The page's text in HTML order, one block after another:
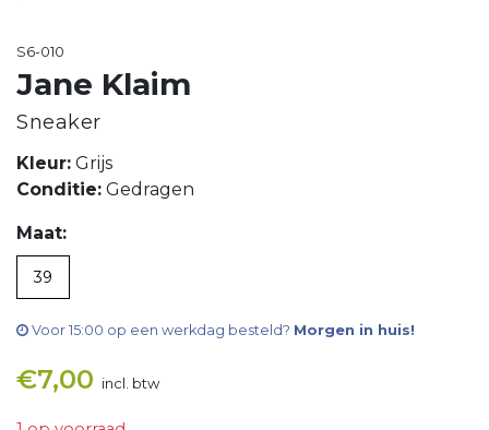
S6-010
Jane Klaim
Sneaker
Kleur: Grijs
Conditie: Gedragen
Maat:
39
Voor 15:00 op een werkdag besteld? Morgen in huis!
€7,00 incl. btw